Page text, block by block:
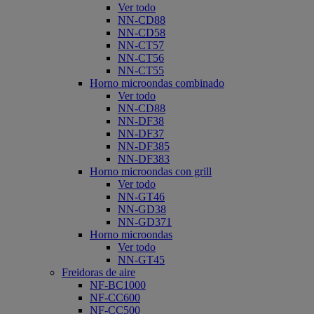
Ver todo
NN-CD88
NN-CD58
NN-CT57
NN-CT56
NN-CT55
Horno microondas combinado
Ver todo
NN-CD88
NN-DF38
NN-DF37
NN-DF385
NN-DF383
Horno microondas con grill
Ver todo
NN-GT46
NN-GD38
NN-GD371
Horno microondas
Ver todo
NN-GT45
Freidoras de aire
NF-BC1000
NF-CC600
NF-CC500